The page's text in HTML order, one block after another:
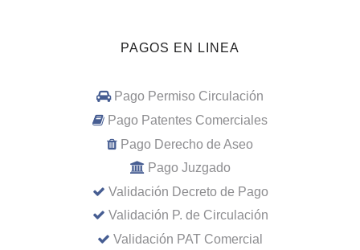
PAGOS EN LINEA
Pago Permiso Circulación
Pago Patentes Comerciales
Pago Derecho de Aseo
Pago Juzgado
Validación Decreto de Pago
Validación P. de Circulación
Validación PAT Comercial